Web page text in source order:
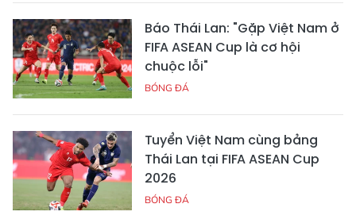
Báo Thái Lan: "Gặp Việt Nam ở
FIFA ASEAN Cup là cơ hội
chuộc lỗi"
BÓNG ĐÁ
Tuyển Việt Nam cùng bảng
Thái Lan tại FIFA ASEAN Cup
2026
BÓNG ĐÁ